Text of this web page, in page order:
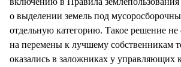
о выделении земель под
отдельную категорию. Такое решение
на перемены к лучшему собственникам
оказались в заложниках у управляющих